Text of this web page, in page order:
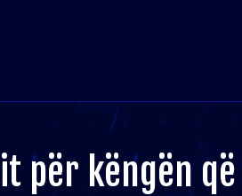
për këngën që